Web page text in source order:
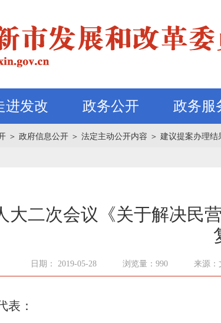
进发改 政务公开 政务服
＞ 政府信息公开 ＞ 法定主动公开内容 ＞ 建议提案办理结
大二次会议《关于解决民
日期： 2019-05-28 浏览量：990 来源：
表：